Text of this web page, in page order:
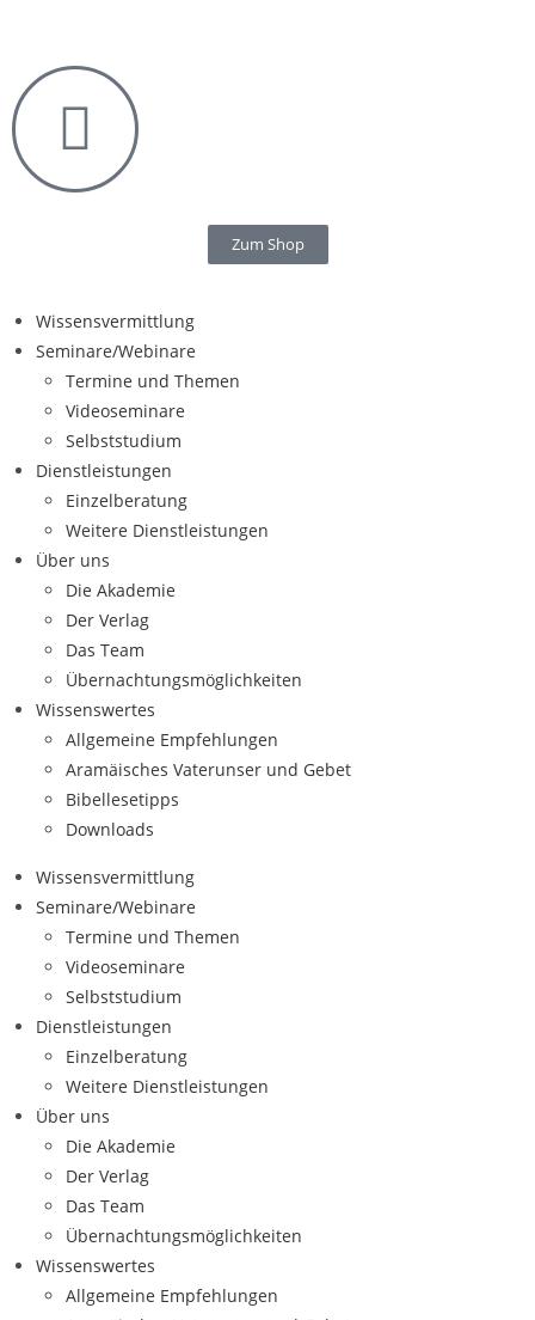
Zum Shop
Wissensvermittlung
Seminare/Webinare
Termine und Themen
Videoseminare
Selbststudium
Dienstleistungen
Einzelberatung
Weitere Dienstleistungen
Über uns
Die Akademie
Der Verlag
Das Team
Übernachtungsmöglichkeiten
Wissenswertes
Allgemeine Empfehlungen
Aramäisches Vaterunser und Gebet
Bibellesetipps
Downloads
Wissensvermittlung
Seminare/Webinare
Termine und Themen
Videoseminare
Selbststudium
Dienstleistungen
Einzelberatung
Weitere Dienstleistungen
Über uns
Die Akademie
Der Verlag
Das Team
Übernachtungsmöglichkeiten
Wissenswertes
Allgemeine Empfehlungen